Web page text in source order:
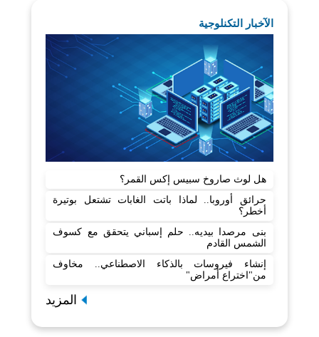
الآخبار التكنلوجية
هل لوث صاروخ سبيس إكس القمر؟
حرائق أوروبا.. لماذا باتت الغابات تشتعل بوتيرة
أخطر؟
بنى مرصدا بيديه.. حلم إسباني يتحقق مع كسوف
الشمس القادم
إنشاء فيروسات بالذكاء الاصطناعي.. مخاوف
من"اختراع أمراض"
المزيد